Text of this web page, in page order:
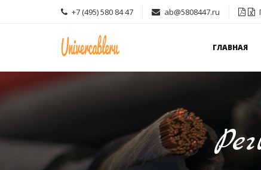
+7 (495) 580 84 47 ab@5808447.ru
ГЛАВНАЯ